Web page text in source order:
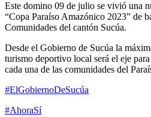
Este domino 09 de julio se vivió una
“Copa Paraíso Amazónico 2023” de
Comunidades del cantón Sucúa.
Desde el Gobierno de Sucúa la
turismo deportivo local será el eje
cada una de las comunidades del
#ElGobiernoDeSucúa
#AhoraSí